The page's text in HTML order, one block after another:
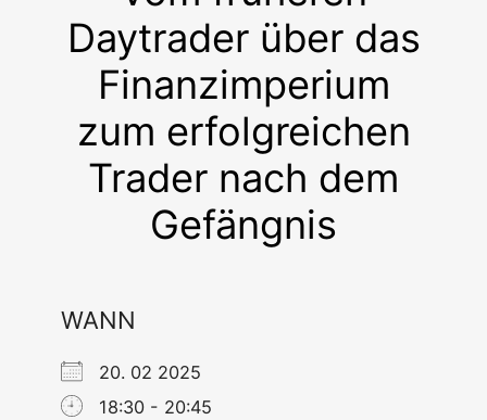
Daytrader über das
Finanzimperium
zum erfolgreichen
Trader nach dem
Gefängnis
WANN
20. 02 2025
18:30 - 20:45